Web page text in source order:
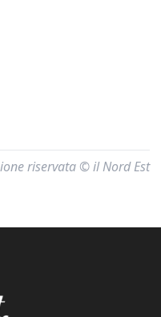
riservata © il Nord Est